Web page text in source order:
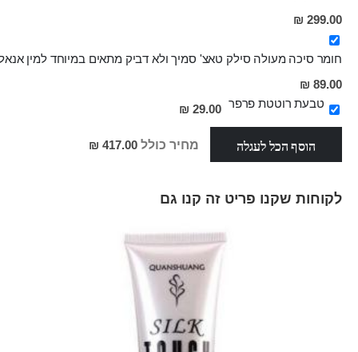
299.00 ₪
חומר סיכה מעולה סילק טאצ' סמיך ולא דביק מתאים במיוחד למין
מחיר
מבצע
89.00 ₪
טבעת רוטטת פרפר 29.00 ₪
הוסף הכל לעגלה מחיר כולל 417.00 ₪
לקוחות שקנו פריט זה קנו גם